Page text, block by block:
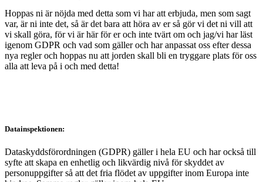
Hoppas ni är nöjda med detta som vi har att erbjuda, men som sagt
var, är ni inte det, så är det bara att höra av er så gör vi det ni vill att
vi skall göra, för vi är här för er och inte tvärt om och jag/vi har läst
igenom GDPR och vad som gäller och har anpassat oss efter dessa
nya regler och hoppas nu att jorden skall bli en tryggare plats för oss
alla att leva på i och med detta!
Datainspektionen:
Dataskyddsförordningen (GDPR) gäller i hela EU och har också till
syfte att skapa en enhetlig och likvärdig nivå för skyddet av
personuppgifter så att det fria flödet av uppgifter inom Europa inte